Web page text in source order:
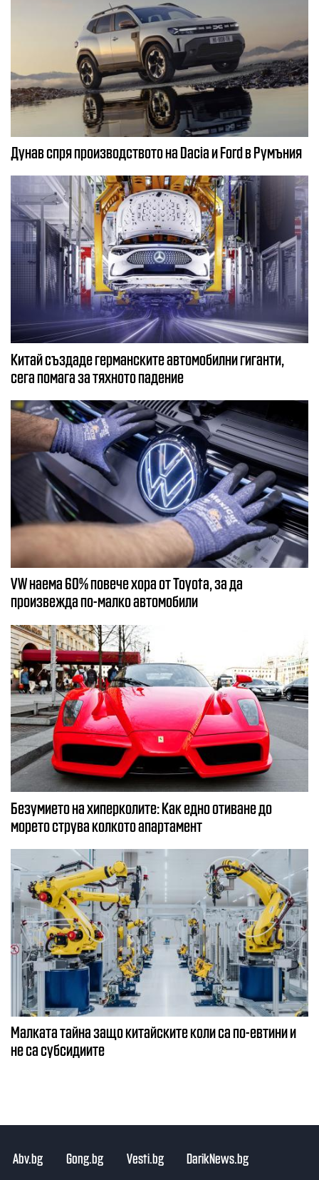
Дунав спря производството на Dacia и Ford в Румъния
Китай създаде германските автомобилни гиганти,
сега помага за тяхното падение
VW наема 60% повече хора от Toyota, за да
произвежда по-малко автомобили
Безумието на хиперколите: Как едно отиване до
морето струва колкото апартамент
Малката тайна защо китайските коли са по-евтини и
не са субсидиите
Abv.bg Gong.bg Vesti.bg DarikNews.bg